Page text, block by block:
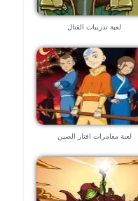
لعبة تدريبات القتال
لعبة مغامرات افتار الصين